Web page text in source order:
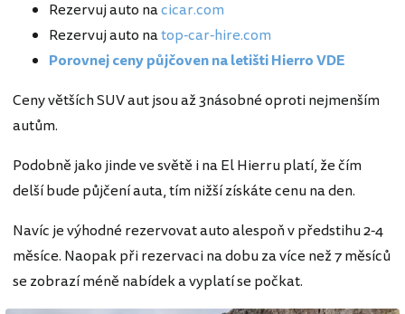
Rezervuj auto nacicar.com
Rezervuj auto natop-car-hire.com
Porovnej ceny půjčoven na letišti Hierro VDE
Ceny větších SUV aut jsou až 3násobné oproti nejmenším
autům.
Podobně jako jinde ve světě i na El Hierru platí, že čím
delší bude půjčení auta, tím nižší získáte cenu na den.
Navíc je výhodné rezervovat auto alespoň v předstihu 2-4
měsíce. Naopak při rezervaci na dobu za více než 7 měsíců
se zobrazí méně nabídek a vyplatí se počkat.